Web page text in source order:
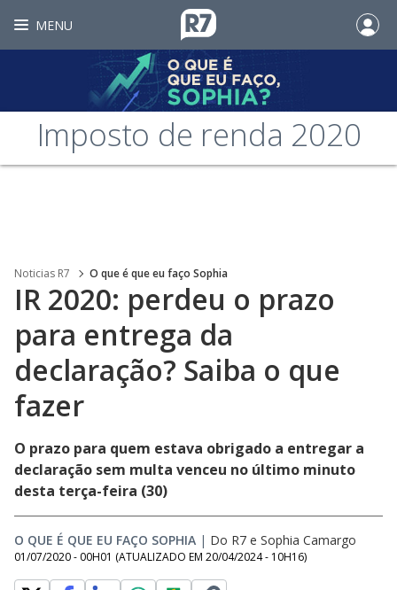
MENU
Imposto de renda 2020
Noticias R7 O que é que eu faço Sophia
IR 2020: perdeu o prazo
para entrega da
declaração? Saiba o que
fazer
O prazo para quem estava obrigado a entregar a
declaração sem multa venceu no último minuto
desta terça-feira (30)
O QUE É QUE EU FAÇO SOPHIA | Do R7 e Sophia Camargo
01/07/2020 - 00H01 (ATUALIZADO EM 20/04/2024 - 10H16)